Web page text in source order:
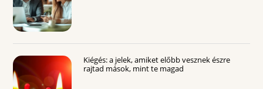
Kiégés: a jelek, amiket előbb vesznek észre
rajtad mások, mint te magad